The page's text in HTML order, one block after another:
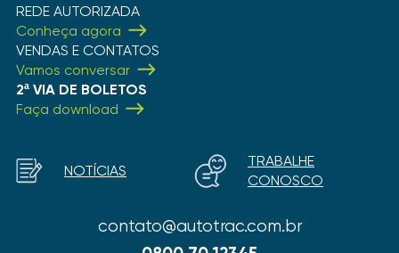
REDE AUTORIZADA
Conheça agora
VENDAS E CONTATOS
Vamos conversar
2ª VIA DE BOLETOS
Faça download
contato@autotrac.com.br
NOTÍCIAS
TRABALHE
CONOSCO